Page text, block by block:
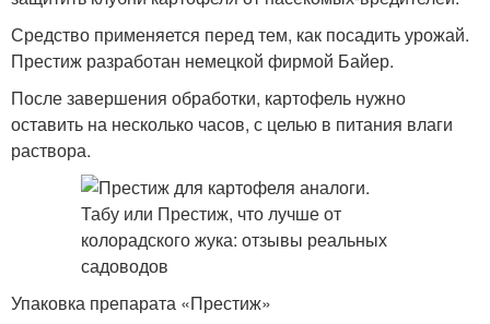
Средство применяется перед тем, как посадить урожай.
Престиж разработан немецкой фирмой Байер.
После завершения обработки, картофель нужно
оставить на несколько часов, с целью в питания влаги
раствора.
Упаковка препарата «Престиж»